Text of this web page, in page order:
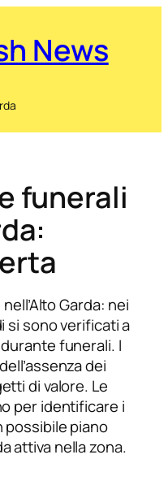
News
funerali
Garda: nei
si sono verificati a
funerali. I
dei
di valore. Le
per identificare i
possibile piano
attiva nella zona.